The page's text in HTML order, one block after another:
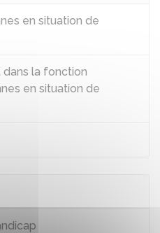
en situation de
la fonction
en situation de